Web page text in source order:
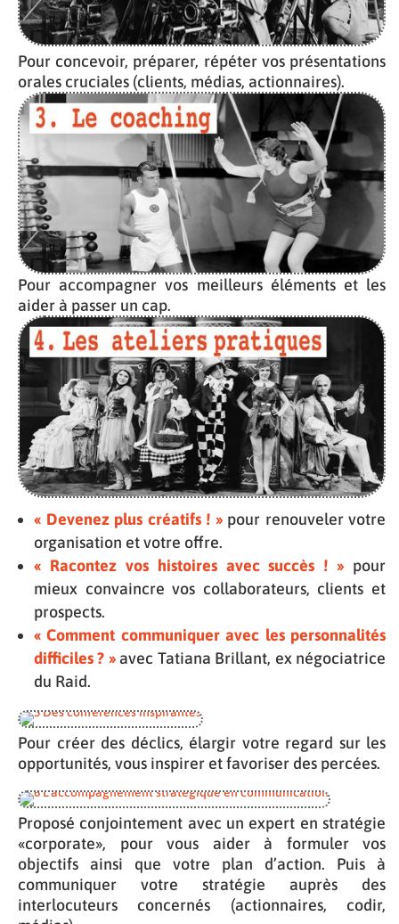
Pour concevoir, préparer, répéter vos présentations
orales cruciales (clients, médias, actionnaires).
Pour accompagner vos meilleurs éléments et les
aider à passer un cap.
« Devenez plus créatifs ! » pour renouveler votre
organisation et votre offre.
« Racontez vos histoires avec succès ! » pour
mieux convaincre vos collaborateurs, clients et
prospects.
« Comment communiquer avec les personnalités
difficiles ? »avec Tatiana Brillant, ex négociatrice
du Raid.
Pour créer des déclics, élargir votre regard sur les
opportunités, vous inspirer et favoriser des percées.
Proposé conjointement avec un expert en stratégie
«corporate», pour vous aider à formuler vos
objectifs ainsi que votre plan d’action. Puis à
communiquer votre stratégie auprès des
interlocuteurs concernés (actionnaires, codir,